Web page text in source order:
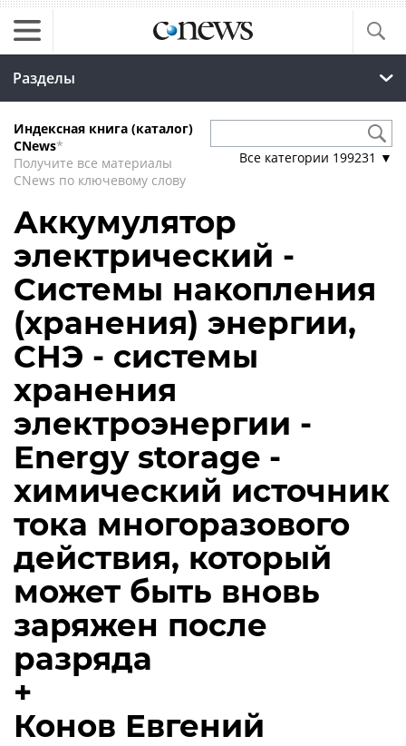
Разделы
Индексная книга (каталог)
CNews*
Получите все материалы
CNews по ключевому слову
Все категории 199231 ▼
Аккумулятор
электрический -
Системы накопления
(хранения) энергии,
СНЭ - системы
хранения
электроэнергии -
Energy storage -
химический источник
тока многоразового
действия, который
может быть вновь
заряжен после
разряда
+
Конов Евгений